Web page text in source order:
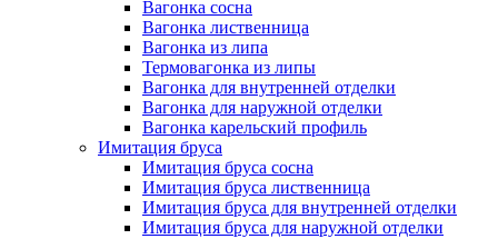
Вагонка сосна
Вагонка лиственница
Вагонка из липа
Термовагонка из липы
Вагонка для внутренней отделки
Вагонка для наружной отделки
Вагонка карельский профиль
Имитация бруса
Имитация бруса сосна
Имитация бруса лиственница
Имитация бруса для внутренней отделки
Имитация бруса для наружной отделки